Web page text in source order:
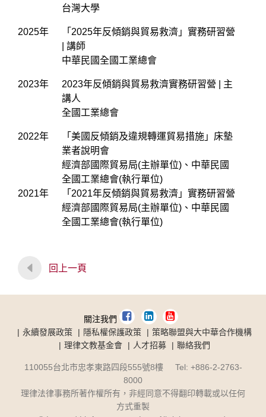
台灣大學
2025年
「2025年反傾銷與貿易救濟」實務研習營
| 講師
中華民國全國工業總會
2023年
2023年反傾銷與貿易救濟實務研習營 | 主
講人
全國工業總會
2022年
「美國反傾銷及違規轉運貿易措施」床墊
業者說明會
經濟部國際貿易局(主辦單位)、中華民國
全國工業總會(執行單位)
2021年
「2021年反傾銷與貿易救濟」實務研習營
經濟部國際貿易局(主辦單位)、中華民國
全國工業總會(執行單位)
回上一頁
關注我們
永續發展政策
隱私權保護政策
策略聯盟與大中華合作機構
理律文教基金會
人才招募 聯絡我們
110055台北市忠孝東路四段555號8樓 Tel: +886-2-2763-
8000
理律法律事務所著作權所有，非經同意不得翻印轉載或以任何
方式重製